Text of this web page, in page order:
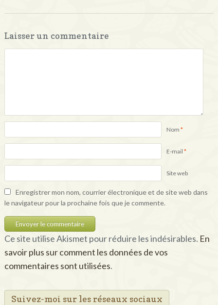
Laisser un commentaire
Nom *
E-mail *
Site web
Enregistrer mon nom, courrier électronique et de site web dans
le navigateur pour la prochaine fois que je commente.
Ce site utilise Akismet pour réduire les indésirables. En
savoir plus sur comment les données de vos
commentaires sont utilisées.
Suivez-moi sur les réseaux sociaux